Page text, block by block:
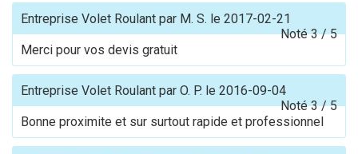
Entreprise Volet Roulant par M. S. le 2017-02-21
Noté3/5
Merci pour vos devis gratuit
Entreprise Volet Roulant par O. P. le 2016-09-04
Noté3/5
Bonne proximite et sur surtout rapide et professionnel